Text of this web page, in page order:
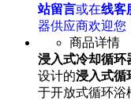
站留言或在线客
器供应商欢迎您
商品详情
浸入式冷却循环
设计的浸入式循
于开放式循环浴